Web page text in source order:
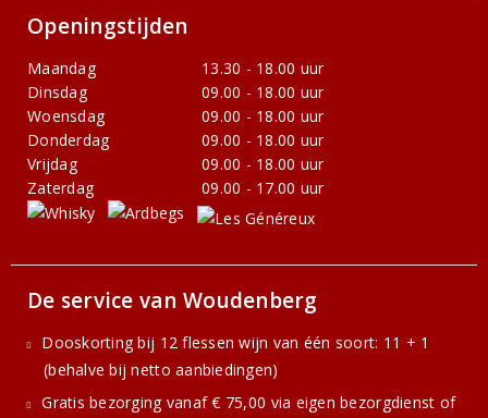
Openingstijden
Maandag
13.30 - 18.00 uur
Dinsdag
09.00 - 18.00 uur
Woensdag
09.00 - 18.00 uur
Donderdag
09.00 - 18.00 uur
Vrijdag
09.00 - 18.00 uur
Zaterdag
09.00 - 17.00 uur
De service van Woudenberg
Dooskorting bij 12 flessen wijn van één soort: 11 + 1
(behalve bij netto aanbiedingen)
Gratis bezorging vanaf € 75,00 via eigen bezorgdienst of